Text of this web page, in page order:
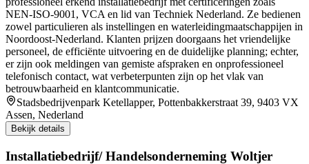
NEN‑ISO‑9001, VCA en lid van Techniek Nederland. Ze bedienen
zowel particulieren als instellingen en waterleidingmaatschappijen in
Noordoost-Nederland. Klanten prijzen doorgaans het vriendelijke
personeel, de efficiënte uitvoering en de duidelijke planning; echter,
er zijn ook meldingen van gemiste afspraken en onprofessioneel
telefonisch contact, wat verbeterpunten zijn op het vlak van
betrouwbaarheid en klantcommunicatie.
Stadsbedrijvenpark Ketellapper, Pottenbakkerstraat 39, 9403 VX
Assen, Nederland
Bekijk details
Installatiebedrijf/ Handelsonderneming Woltjer